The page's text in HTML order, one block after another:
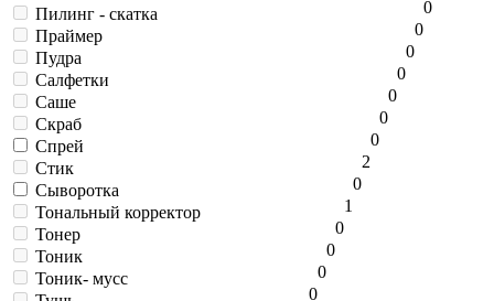
0
Пилинг - скатка
0
Праймер
0
Пудра
0
Салфетки
0
Саше
0
Скраб
0
Спрей
2
Стик
0
Сыворотка
1
Тональный корректор
0
Тонер
0
Тоник
0
Тоник- мусс
0